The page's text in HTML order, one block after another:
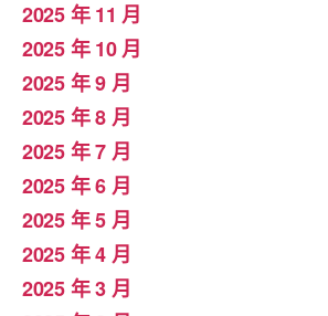
2025 年 11 月
2025 年 10 月
2025 年 9 月
2025 年 8 月
2025 年 7 月
2025 年 6 月
2025 年 5 月
2025 年 4 月
2025 年 3 月